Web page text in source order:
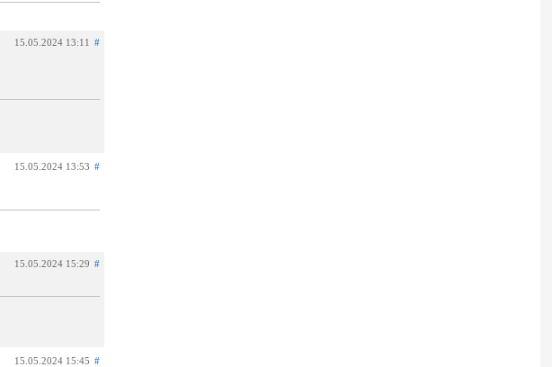
15.05.2024 13:11 #
15.05.2024 13:53 #
15.05.2024 15:29 #
15.05.2024 15:45 #